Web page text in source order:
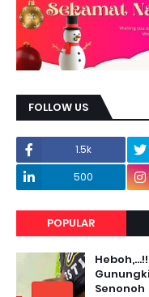
FOLLOW US
1.5k
500
POPULAR
Senonoh